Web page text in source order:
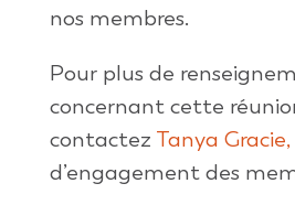
nos membres.
Pour plus de
concernant cette
contactez Tanya Gracie,
d’engagement des